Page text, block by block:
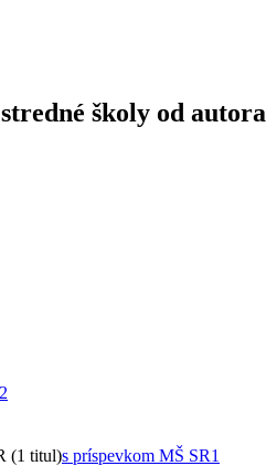
školy od autora
2
(1 titul)s príspevkom MŠ SR1